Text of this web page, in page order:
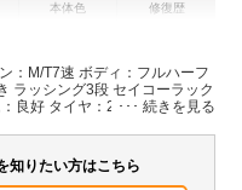
本体色 修復歴
ート カーナビ
ETC
：M/T7速 ボディ：フルハーフ
ラッシング3段 セイコーラック
良好 タイヤ：245/70R19.5
ラ
知りたい方はこちら